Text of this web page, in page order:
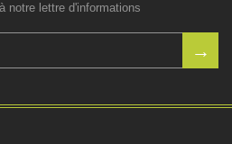
notre lettre d'informations